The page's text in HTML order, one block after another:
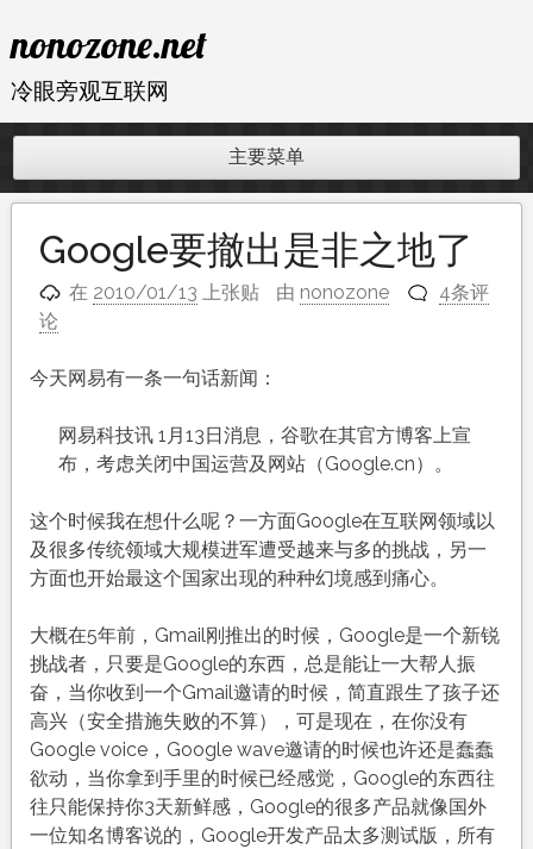
至
内
nonozone.net
冷眼旁观互联网
主要菜单
Google要撤出是非之地了
在 2010/01/13 上张贴 由 nonozone
4条评
论
今天网易有一条一句话新闻：
网易科技讯 1月13日消息，谷歌在其官方博客上宣
布，考虑关闭中国运营及网站（Google.cn）。
这个时候我在想什么呢？一方面Google在互联网领域以
及很多传统领域大规模进军遭受越来与多的挑战，另一
方面也开始最这个国家出现的种种幻境感到痛心。
大概在5年前，Gmail刚推出的时候，Google是一个新锐
挑战者，只要是Google的东西，总是能让一大帮人振
奋，当你收到一个Gmail邀请的时候，简直跟生了孩子还
高兴（安全措施失败的不算），可是现在，在你没有
Google voice，Google wave邀请的时候也许还是蠢蠢
欲动，当你拿到手里的时候已经感觉，Google的东西往
往只能保持你3天新鲜感，Google的很多产品就像国外
一位知名博客说的，Google开发产品太多测试版，所有